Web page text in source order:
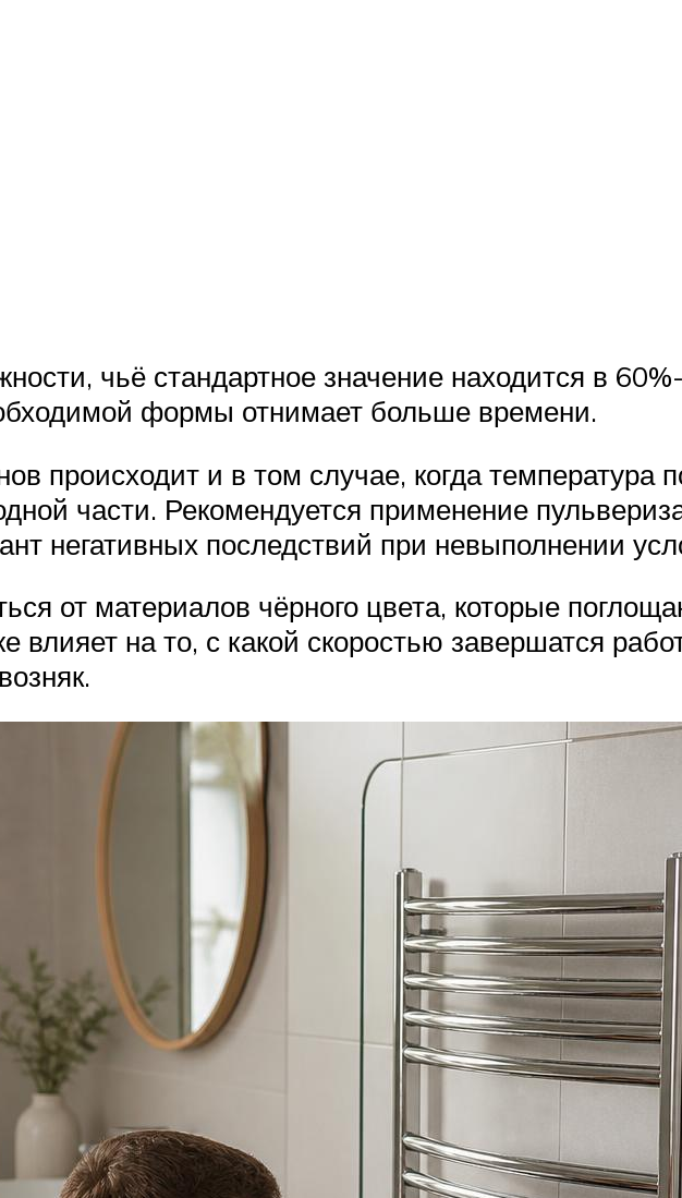
чьё стандартное значение находится в
формы отнимает больше времени.
происходит и в том случае, когда температура
части. Рекомендуется применение
негативных последствий при невыполнении
от материалов чёрного цвета, которые
на то, с какой скоростью завершатся